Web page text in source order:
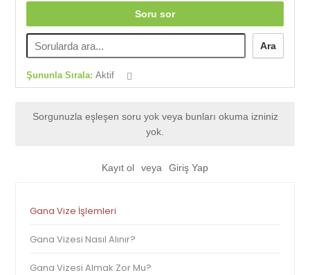
Soru sor
Ara
Şununla Sırala:Aktif
Sorgunuzla eşleşen soru yok veya bunları okuma izniniz
yok.
Kayıt ol veya Giriş Yap
Gana Vize İşlemleri
Gana Vizesi Nasıl Alınır?
Gana Vizesi Almak Zor Mu?